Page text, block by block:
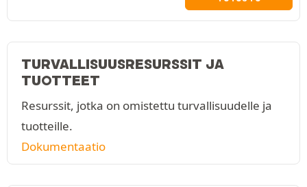
TURVALLISUUSRESURSSIT JA
TUOTTEET
Resurssit, jotka on omistettu turvallisuudelle ja
tuotteille.
Dokumentaatio